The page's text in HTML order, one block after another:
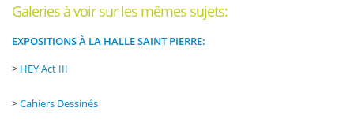
Galeries à voir sur les mêmes sujets:
EXPOSITIONS À LA HALLE SAINT PIERRE:
> HEY Act III
>Cahiers Dessinés